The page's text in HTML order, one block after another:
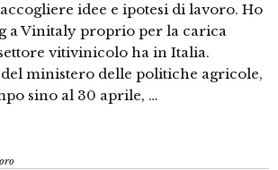
idee e ipotesi di lavoro. Ho
a Vinitaly proprio per la carica
vitivinicolo ha in Italia.
ministero delle politiche agricole,
sino al 30 aprile, …